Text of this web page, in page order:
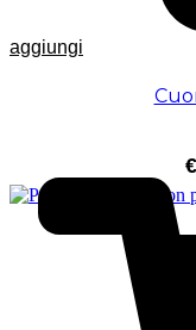
aggiungi
€